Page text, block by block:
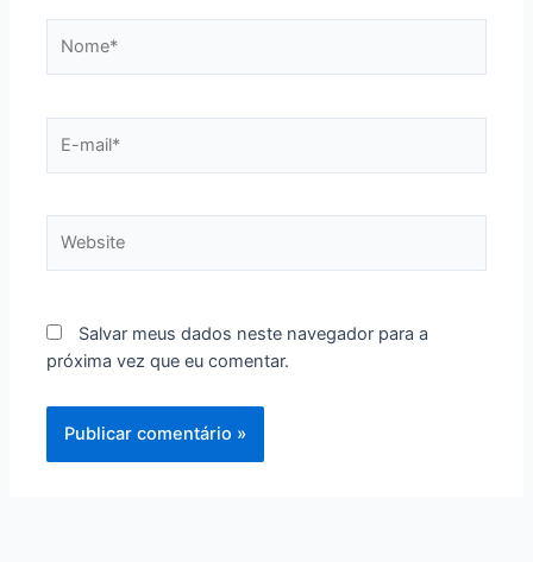
mail*
Salvar meus dados neste navegador para a
próxima vez que eu comentar.